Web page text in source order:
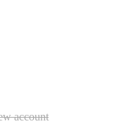
account